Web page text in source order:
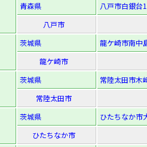
青森県
八戸市白銀台
八戸市
茨城県
龍ケ崎市南中
龍ケ崎市
茨城県
常陸太田市木
常陸太田市
茨城県
ひたちなか市
ひたちなか市